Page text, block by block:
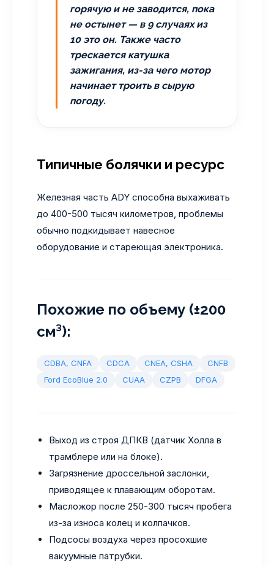
горячую и не заводится, пока
не остынет — в 9 случаях из
10 это он. Также часто
трескается катушка
зажигания, из-за чего мотор
начинает троить в сырую
погоду.
Типичные болячки и ресурс
Железная часть ADY способна выхаживать
до 400-500 тысяч километров, проблемы
обычно подкидывает навесное
оборудование и стареющая электроника.
Похожие по объему (±200
см³):
CDBA, CNFA CDCA CNEA, CSHA
CNFB
Ford EcoBlue 2.0
CUAA CZPB DFGA
Выход из строя ДПКВ (датчик Холла в
трамблере или на блоке).
Загрязнение дроссельной заслонки,
приводящее к плавающим оборотам.
Масложор после 250-300 тысяч пробега
из-за износа колец и колпачков.
Подсосы воздуха через просохшие
вакуумные патрубки.